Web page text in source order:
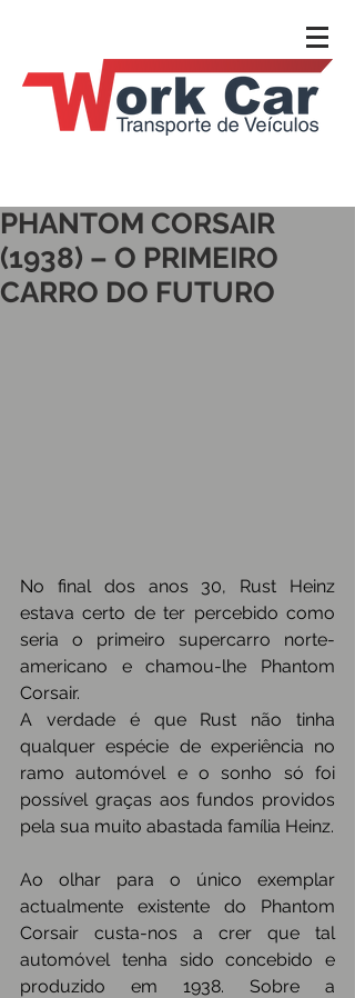
PHANTOM CORSAIR
(1938) – O PRIMEIRO
CARRO DO FUTURO
No final dos anos 30, Rust Heinz
estava certo de ter percebido como
seria o primeiro supercarro norte-
americano e chamou-lhe Phantom
Corsair.
A verdade é que Rust não tinha
qualquer espécie de experiência no
ramo automóvel e o sonho só foi
possível graças aos fundos providos
pela sua muito abastada família Heinz.
Ao olhar para o único exemplar
actualmente existente do Phantom
Corsair custa-nos a crer que tal
automóvel tenha sido concebido e
produzido em 1938. Sobre a